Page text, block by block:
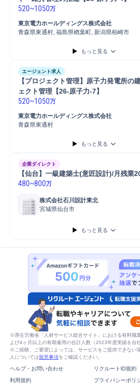
520~1050万
東京電力ホールディングス株式会社
青森県東通村, 福島県楢葉町, 新潟県柏崎市
もっと見る
エージェント求人
【プロジェクト管理】原子力発電所の
ェクト管理【26-原子力-7】
520~1050万
東京電力ホールディングス株式会社
青森県東通村
もっと見る
企業ダイレクト
【仙台】一級建築士(意匠設計)/月残業
480~800万
株式会社石川設計東北
宮城県仙台市
もっと見る
※厚生労働省「人材サービス総合サイト」における有料職
よび4ヶ月以上の有期雇用の合計人数（2023年度実績を自
※ご経験、ご要望によっては、サービスをご提供できない
人については留意事項をご確認ください。
ヘルプ・お問い合わせ
リクルートID規約
利用規約
プライバシーポリ